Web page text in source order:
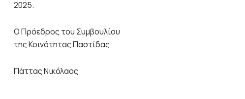
2025.
Ο Πρόεδρος του Συμβουλίου
της Κοινότητας Παστίδας
Πάττας Νικόλαος